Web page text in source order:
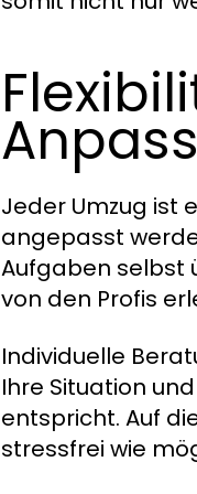
Jeder Umzug ist
angepasst
Aufgaben selbst
von den Profis
Individuelle
Ihre Situation
entspricht. Auf
stressfrei wie